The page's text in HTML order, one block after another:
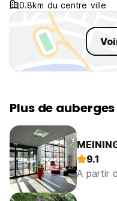
0.8km du centre ville
Plus de
9.1
A partir